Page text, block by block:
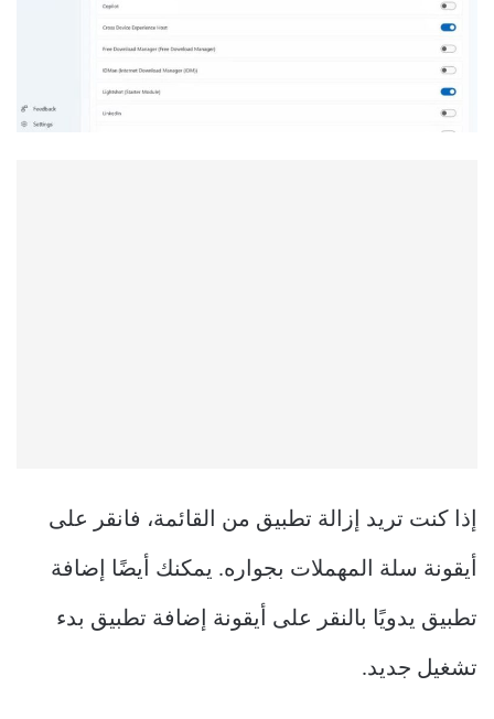
إذا كنت تريد إزالة تطبيق من القائمة، فانقر على
أيقونة سلة المهملات بجواره. يمكنك أيضًا إضافة
تطبيق يدويًا بالنقر على أيقونة إضافة تطبيق بدء
تشغيل جديد.